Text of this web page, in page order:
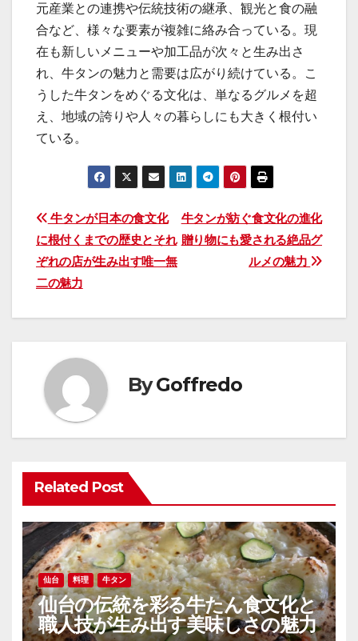
元産業との連携や伝統技術の継承、観光と食の融
合など、様々な要素が複雑に絡み合っている。現
在も新しいメニューや加工品が次々と生み出さ
れ、牛タンの魅力と需要は広がり続けている。こ
うした牛タンをめぐる文化は、単なるグルメを超
え、地域の誇りや人々の暮らしにも大きく根付い
ている。
投
稿
ナ
ビ
ゲ
ー
シ
ン
牛タンが紡ぐ食文化の進化
贈り物にも愛される絶品グ
ルメの魅力
牛タンが日本の食文化
に根付くまでの歴史とそれ
ぞれの店が生み出す唯一無
二の魅力
ByGoffredo
Related Post
仙台 料理 牛タン
仙台の伝統を彩る牛たん食文化と
職人技が生み出す美味しさの魅力